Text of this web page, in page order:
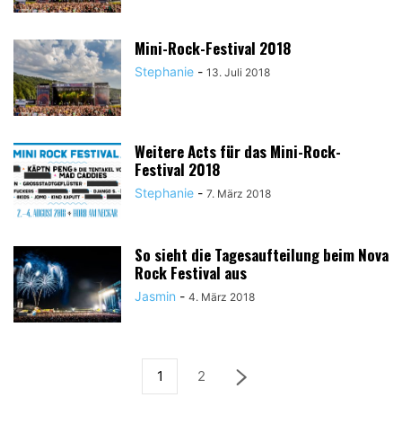
Mini-Rock-Festival 2018
Stephanie - 13. Juli 2018
Weitere Acts für das Mini-Rock-
Festival 2018
Stephanie - 7. März 2018
So sieht die Tagesaufteilung beim Nova
Rock Festival aus
Jasmin - 4. März 2018
1 2